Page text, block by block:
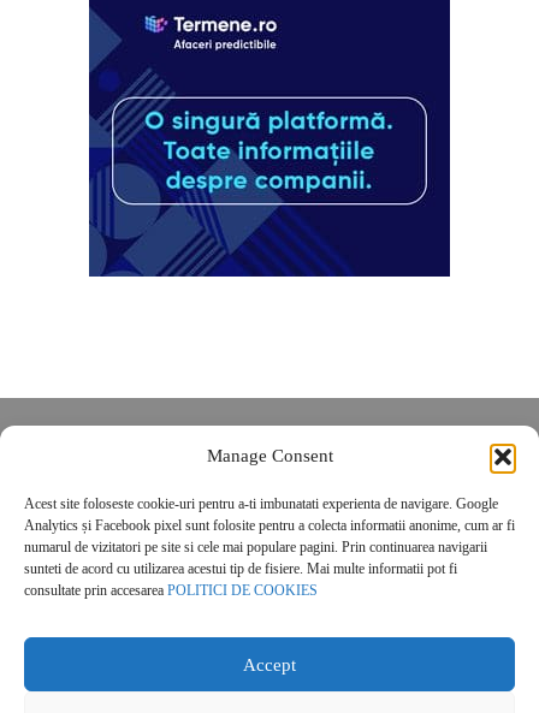
Manage Consent
Acest site foloseste cookie-uri pentru a-ti imbunatati experienta de navigare. Google
Analytics și Facebook pixel sunt folosite pentru a colecta informatii anonime, cum ar fi
numarul de vizitatori pe site si cele mai populare pagini. Prin continuarea navigarii
sunteti de acord cu utilizarea acestui tip de fisiere. Mai multe informatii pot fi
consultate prin accesarea POLITICI DE COOKIES
Accept
POLITICĂ DE CONFIDENȚIALITATE
Politica de cookies